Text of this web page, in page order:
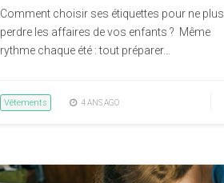
Comment choisir ses étiquettes pour ne plus
perdre les affaires de vos enfants ? Même
rythme chaque été : tout préparer…
Vêtements 4 ANS AGO